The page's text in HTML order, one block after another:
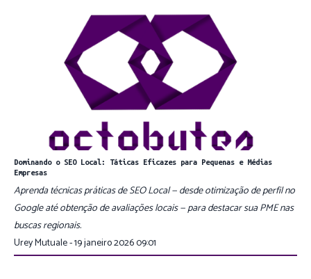
Dominando o SEO Local: Táticas Eficazes para Pequenas e Médias
Empresas
Aprenda técnicas práticas de SEO Local — desde otimização de perfil no
Google até obtenção de avaliações locais — para destacar sua PME nas
buscas regionais.
Urey Mutuale - 19 janeiro 2026 09:01